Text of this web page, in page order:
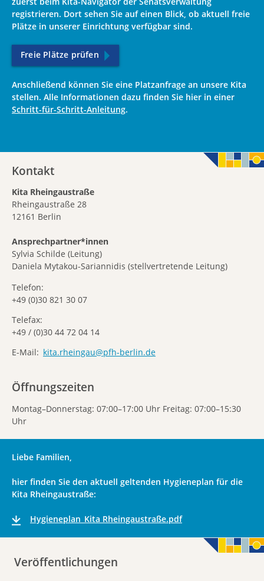
registrieren. Dort sehen Sie auf einen Blick, ob aktuell freie
Plätze in unserer Einrichtung verfügbar sind.
Freie Plätze prüfen
Anschließend können Sie eine Platzanfrage an unsere Kita
stellen. Alle Informationen dazu finden Sie hier in einer
Schritt-für-Schritt-Anleitung.
Kontakt
Kita Rheingaustraße
Rheingaustraße 28
12161 Berlin
Ansprechpartner*innen
Sylvia Schilde (Leitung)
Daniela Mytakou-Sariannidis (stellvertretende Leitung)
Telefon
+49 (0)30 821 30 07
Telefax
+49 / (0)30 44 72 04 14
E-Mail
kita.rheingau@pfh-berlin.de
Öffnungszeiten
Montag–Donnerstag: 07:00–17:00 Uhr Freitag: 07:00–15:30
Uhr
Liebe Familien,
hier finden Sie den aktuell geltenden Hygieneplan für die
Kita Rheingaustraße:
Hygieneplan_Kita Rheingaustraße.pdf
Veröffentlichungen